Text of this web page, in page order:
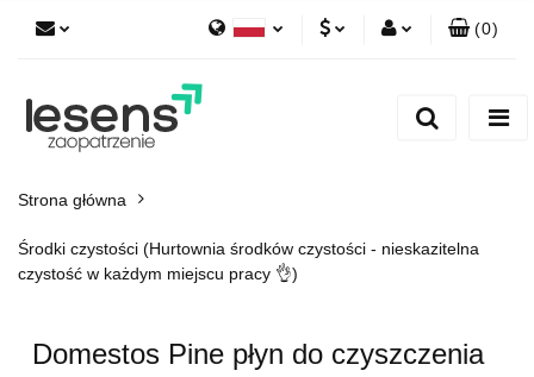
(0)
Strona główna
Środki czystości (Hurtownia środków czystości - nieskazitelna
czystość w każdym miejscu pracy 👌)
Domestos Pine płyn do czyszczenia